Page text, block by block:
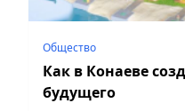
Общество
Как в Конаеве
будущего